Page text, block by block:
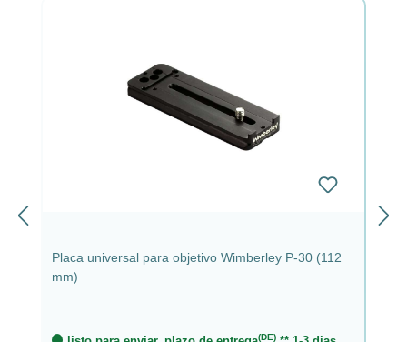
Placa universal para objetivo Wimberley P-30 (112
mm)
(DE)